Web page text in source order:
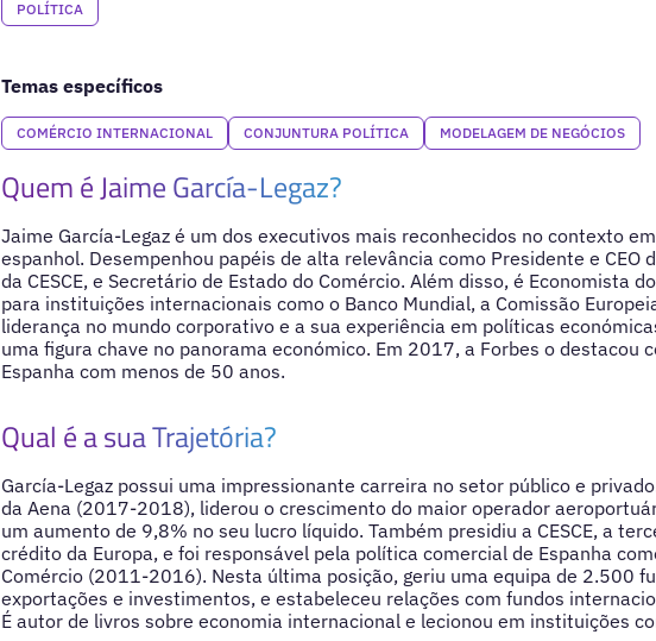
POLÍTICA
Temas específicos
COMÉRCIO INTERNACIONAL CONJUNTURA POLÍTICA MODELAGEM DE NEGÓCIOS
Quem é Jaime García-Legaz?
Jaime García-Legaz é um dos executivos mais reconhecidos no contexto
espanhol. Desempenhou papéis de alta relevância como Presidente e CEO
da CESCE, e Secretário de Estado do Comércio. Além disso, é Economista
para instituições internacionais como o Banco Mundial, a Comissão
liderança no mundo corporativo e a sua experiência em políticas
uma figura chave no panorama económico. Em 2017, a Forbes o destacou
Espanha com menos de 50 anos.
Qual é a sua Trajetória?
García-Legaz possui uma impressionante carreira no setor público e
da Aena (2017-2018), liderou o crescimento do maior operador
um aumento de 9,8% no seu lucro líquido. Também presidiu a CESCE, a
crédito da Europa, e foi responsável pela política comercial de Espanha
Comércio (2011-2016). Nesta última posição, geriu uma equipa de 2.500
exportações e investimentos, e estabeleceu relações com fundos
É autor de livros sobre economia internacional e lecionou em instituições